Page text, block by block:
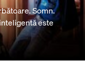
Somn.
este